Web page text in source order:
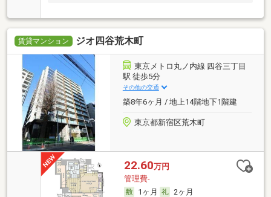
賃貸マンション ジオ四谷荒木町
東京メトロ丸ノ内線 四谷三丁目
駅 徒歩5分
その他の交通
築8年6ヶ月 / 地上14階地下1階建
東京都新宿区荒木町
22.60万円
管理費-
1ヶ月
2ヶ月